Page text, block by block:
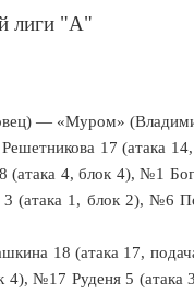
лиги "А"
— «Муром»
17 (атака
(атака 4, блок 4), №1
(атака 1, блок 2), №6
18 (атака 17,
4), №17 Руденя 5